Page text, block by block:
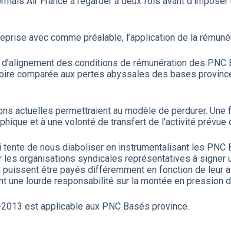
avec comme préalable, l’application de la
des conditions de rémunération des
comparée aux pertes abyssales des bases
actuelles permettraient au modèle de perdurer.
et à une volonté de transfert de l’activité prévue
de nous diaboliser en instrumentalisant les
organisations syndicales représentatives à signer
puissent être payés différemment en fonction de leur
lourde responsabilité sur la montée en pression
est applicable aux PNC Basés province.